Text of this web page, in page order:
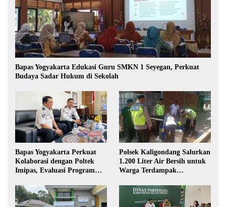
Bapas Yogyakarta Edukasi Guru SMKN 1 Seyegan, Perkuat
Budaya Sadar Hukum di Sekolah
Bapas Yogyakarta Perkuat
Kolaborasi dengan Poltek
Imipas, Evaluasi Program
Polsek Kaligondang Salurkan
1.200 Liter Air Bersih untuk
Warga Terdampak